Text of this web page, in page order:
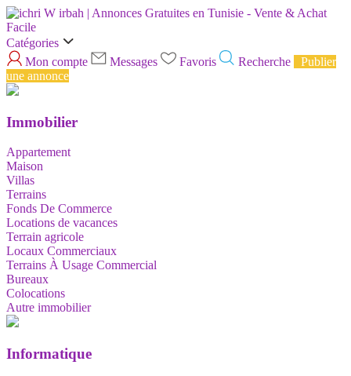
Catégories
Mon compte
Messages Favoris Recherche
Publier
une annonce
Immobilier
Appartement
Maison
Villas
Terrains
Fonds De Commerce
Locations de vacances
Terrain agricole
Locaux Commerciaux
Terrains À Usage Commercial
Bureaux
Colocations
Autre immobilier
Informatique